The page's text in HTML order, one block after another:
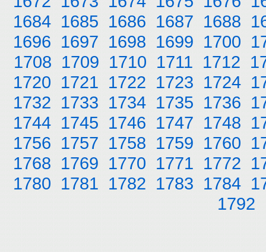
1684 1685 1686 1687 1688
1696 1697 1698 1699 1700
1708 1709 1710 1711 1712
1720 1721 1722 1723 1724
1732 1733 1734 1735 1736
1744 1745 1746 1747 1748
1756 1757 1758 1759 1760
1768 1769 1770 1771 1772
1780 1781 1782 1783 1784
1792